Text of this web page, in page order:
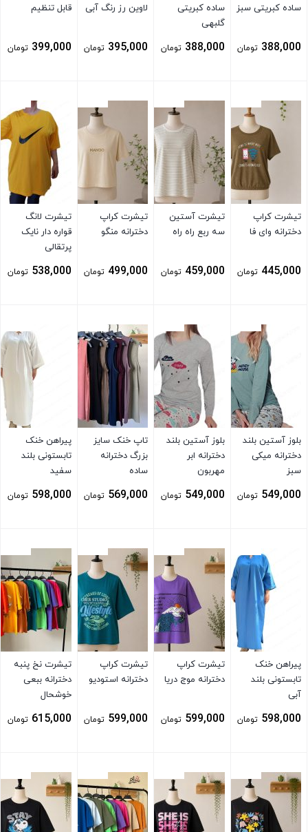
ساده کبریتی سبز
388,000 تومان
ساده کبریتی
گلبهی
388,000 تومان
لاوین رز رنگ آبی
395,000 تومان
قابل تنظیم
399,000 تومان
تیشرت کراپ
دخترانه وای فا
445,000 تومان
تیشرت آستین
سه ربع راه راه
459,000 تومان
تیشرت کراپ
دخترانه منگو
499,000 تومان
تیشرت لانگ
قواره دار نایک
پرتقالی
538,000 تومان
بلوز آستین بلند
دخترانه میکی
سبز
549,000 تومان
بلوز آستین بلند
دخترانه ابر
مهربون
549,000 تومان
تاپ خنک سایز
بزرگ دخترانه
ساده
569,000 تومان
پیراهن خنک
تابستونی بلند
سفید
598,000 تومان
پیراهن خنک
تابستونی بلند
آبی
598,000 تومان
تیشرت کراپ
دخترانه موج دریا
599,000 تومان
تیشرت کراپ
دخترانه استودیو
599,000 تومان
تیشرت نخ پنبه
دخترانه ببعی
خوشحال
615,000 تومان